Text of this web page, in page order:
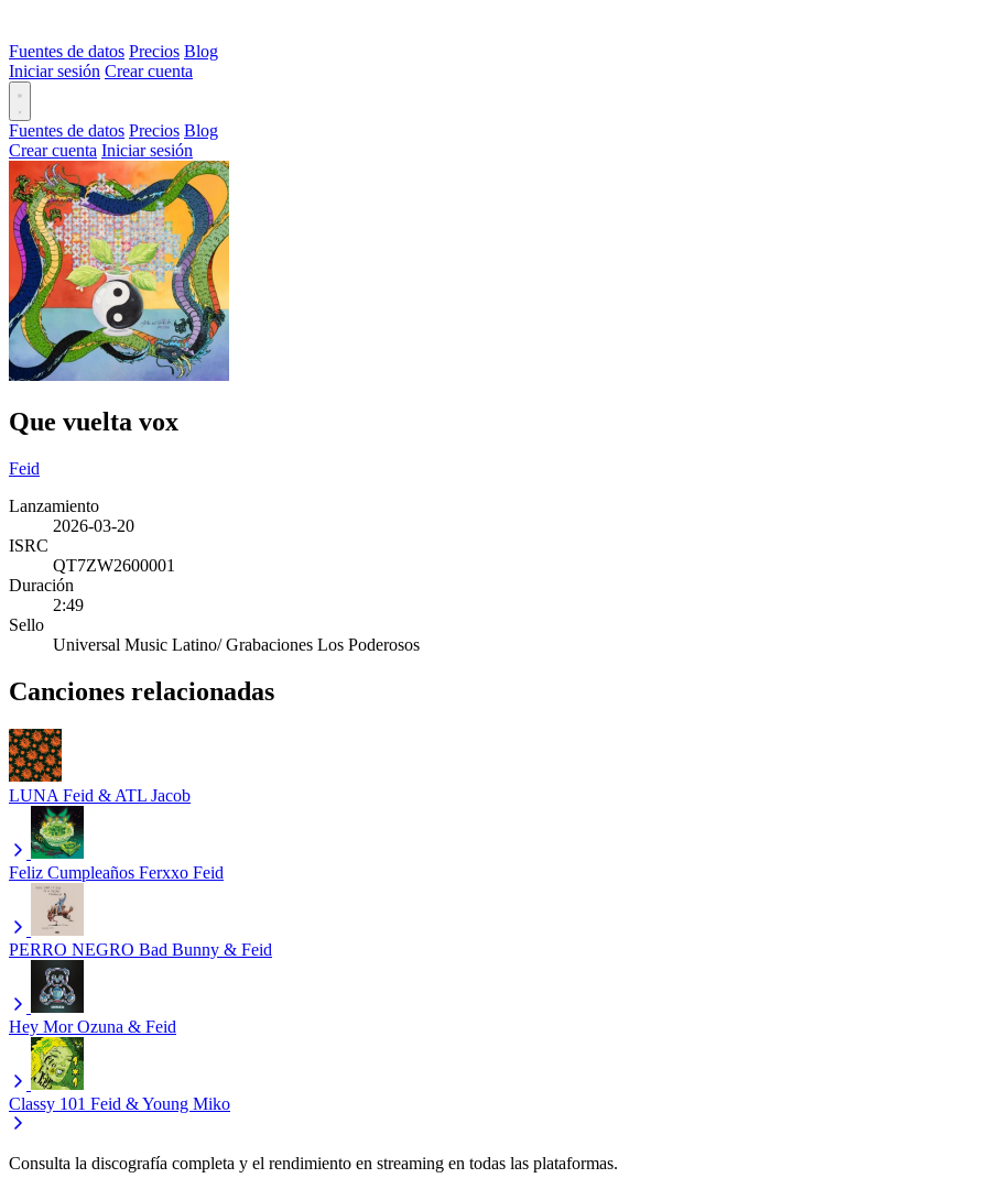
Fuentes de datos Precios Blog
Iniciar sesión Crear cuenta
Fuentes de datos Precios Blog
Crear cuenta Iniciar sesión
Que vuelta vox
Feid
Lanzamiento
2026-03-20
ISRC
QT7ZW2600001
Duración
2:49
Sello
Universal Music Latino/ Grabaciones Los Poderosos
Canciones relacionadas
LUNA Feid & ATL Jacob
Feliz Cumpleaños Ferxxo Feid
PERRO NEGRO Bad Bunny & Feid
Hey Mor Ozuna & Feid
Classy 101 Feid & Young Miko
Consulta la discografía completa y el rendimiento en streaming en todas las plataformas.